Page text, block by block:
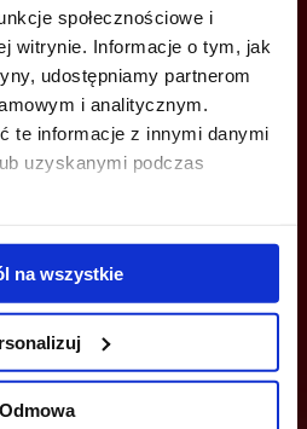
społecznościowe i
witrynie. Informacje o tym, jak
udostępniamy partnerom
i analitycznym.
te informacje z innymi danymi
uzyskanymi podczas
na wszystkie
Odmowa
NUMER, A MY SKONTAKTUJEMY SIĘ
Wyślij